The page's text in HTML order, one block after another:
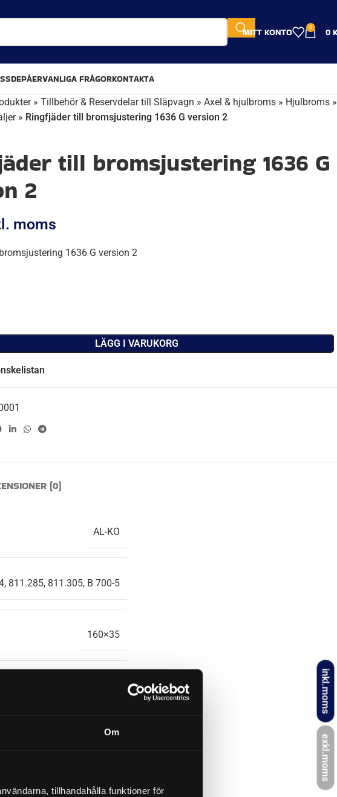
Om
tillhandahålla funktioner för
inkl.moms
exkl.moms
MITT KONTO 0 0
DEPÅERVANLIGA FRÅGORKONTAKTA
» Tillbehör & Reservdelar till Släpvagn » Axel & hjulbroms » Hjulbroms »
» Ringfjäder till bromsjustering 1636 G version 2
till bromsjustering 1636 G
2
moms
1636 G version 2
LÄGG I VARUKORG
(0)
AL-KO
811.285, 811.305, B 700-5
160×35
AL-KO
0,040 kg